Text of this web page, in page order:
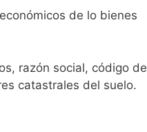
de lo bienes
razón social, código de
catastrales del suelo.